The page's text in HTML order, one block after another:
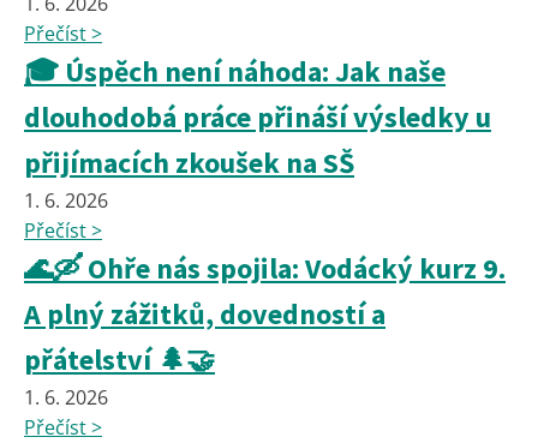
Přečíst >
🎓 Úspěch není náhoda: Jak naše
dlouhodobá práce přináší výsledky u
přijímacích zkoušek na SŠ
1. 6. 2026
Přečíst >
🌊🛶 Ohře nás spojila: Vodácký kurz 9.
A plný zážitků, dovedností a
přátelství 🌲🤝
1. 6. 2026
Přečíst >